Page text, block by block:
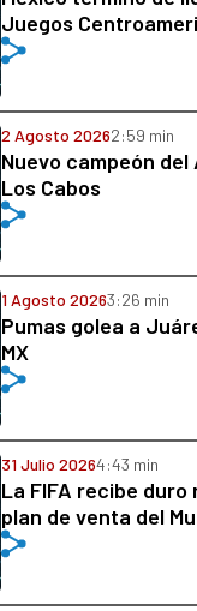
Juegos
2 Agosto 20262:59 min
Nuevo campeón
Los Cabos
1 Agosto 20263:26 min
Pumas golea a
MX
31 Julio 20264:43 min
La FIFA recibe duro
plan de venta del